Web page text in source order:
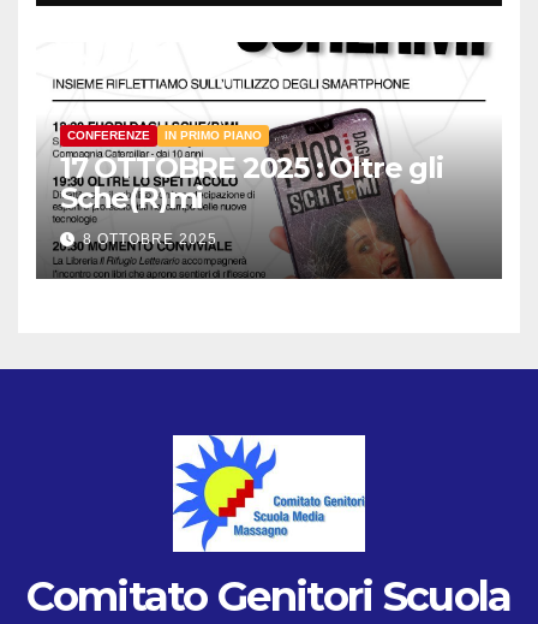
CONFERENZE IN PRIMO PIANO
17 OTTOBRE 2025 : Oltre gli
Sche(R)mi
8 OTTOBRE 2025
Comitato Genitori Scuola